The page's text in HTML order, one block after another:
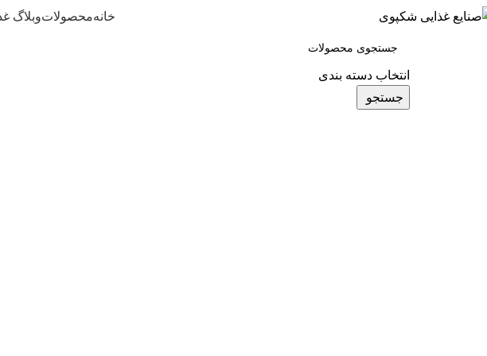
خانهمحصولاتوبلاگ
انتخاب دسته بندی
جستجو